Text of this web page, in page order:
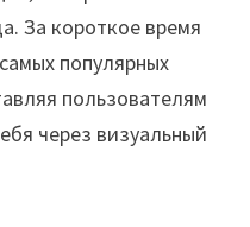
За короткое время
популярных
пользователям
через визуальный